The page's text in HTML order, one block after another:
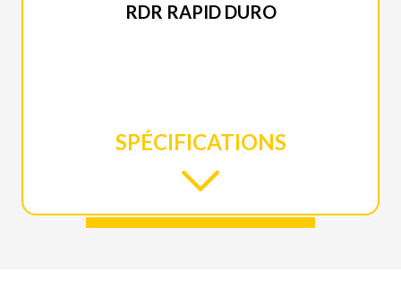
RDR RAPID DURO
SPÉCIFICATIONS